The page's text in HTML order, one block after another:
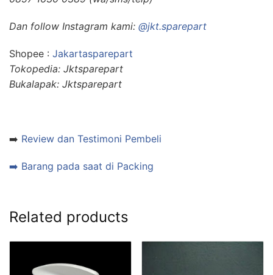
Dan follow Instagram kami: @jkt.sparepart
Shopee : Jakartasparepart
Tokopedia: Jktsparepart
Bukalapak: Jktsparepart
➡️ Review dan Testimoni Pembeli
➡️ Barang pada saat di Packing
Related products